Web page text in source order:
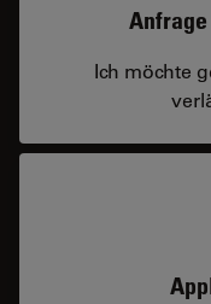
Ich möchte